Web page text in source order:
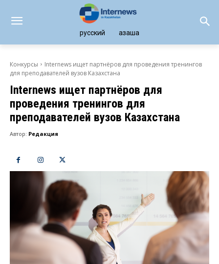
русский қазақша
Конкурсы
Internews ищет партнёров для проведения тренингов
для преподавателей вузов Казахстана
Internews ищет партнёров для
проведения тренингов для
преподавателей вузов Казахстана
Автор: Редакция